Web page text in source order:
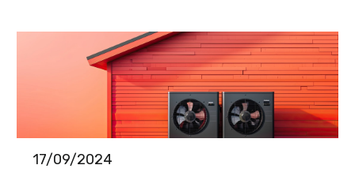
17/09/2024